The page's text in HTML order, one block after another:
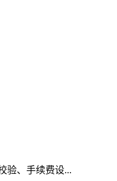
验、手续费设...